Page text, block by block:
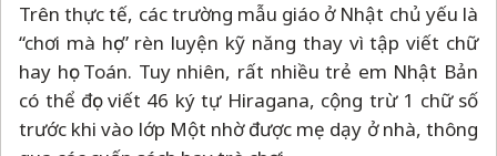
Trên thực tế, các trường mẫu giáo ở Nhật chủ yếu là
“chơi mà học” rèn luyện kỹ năng thay vì tập viết chữ
hay học Toán. Tuy nhiên, rất nhiều trẻ em Nhật Bản
có thể đọc viết 46 ký tự Hiragana, cộng trừ 1 chữ số
trước khi vào lớp Một nhờ được mẹ dạy ở nhà, thông